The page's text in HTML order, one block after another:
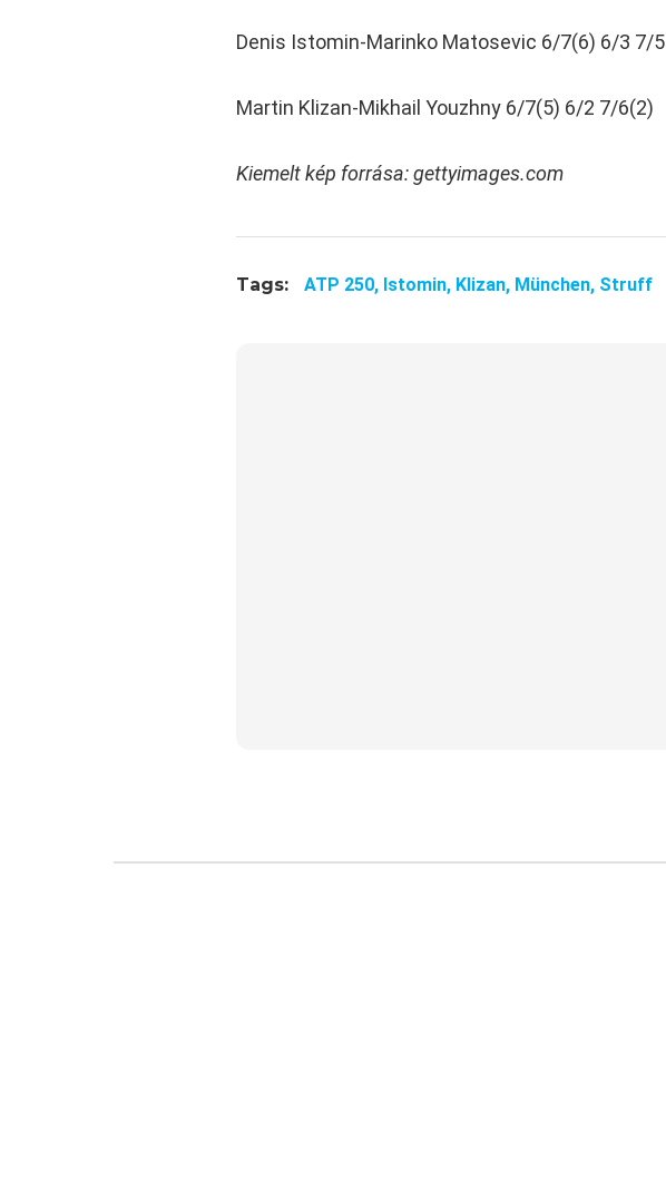
Denis Istomin-Marinko Matosevic 6/7(6) 6/3 7/5
Martin Klizan-Mikhail Youzhny 6/7(5) 6/2 7/6(2)
Kiemelt kép forrása: gettyimages.com
Tags: ATP 250, Istomin, Klizan, München, Struff